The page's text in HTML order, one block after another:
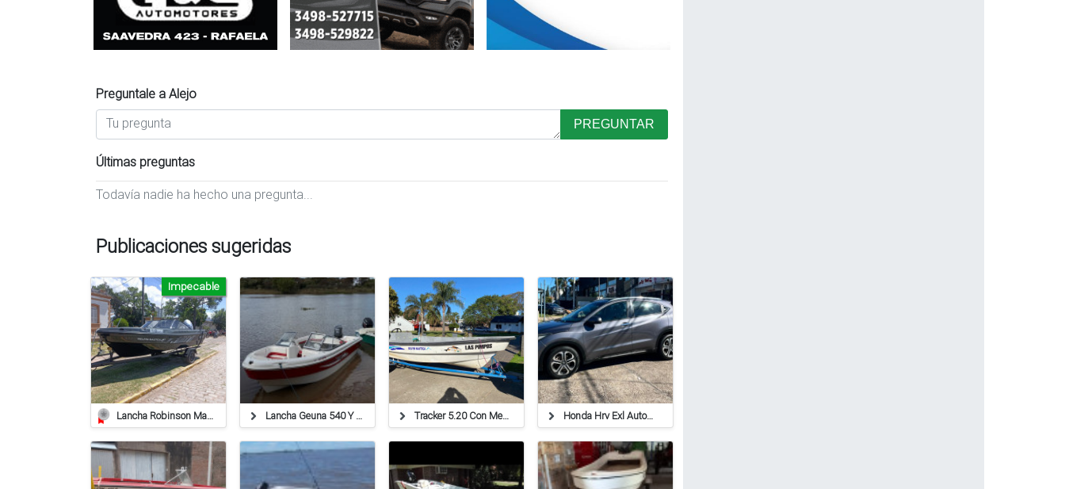
Preguntale a Alejo
PREGUNTAR
Últimas preguntas
Todavía nadie ha hecho una pregunta...
Publicaciones sugeridas
Lancha Robinson Mantra 2024 + Honda 90hp 4t (solo 30 Hs De Uso)
Impecable
Lancha Geuna 540 Y Yamaha 60 Tracker 5.20 Con Mercury 40 Hp. Honda Hrv Exl Automatica Tope De Gama Año 2016